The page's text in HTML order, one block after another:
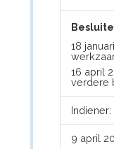
18
16 april
verdere
Indiener:
9 april